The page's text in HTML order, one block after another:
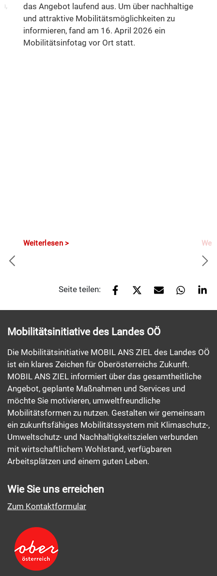
das Angebot laufend aus. Um über nachhaltige
und attraktive Mobilitätsmöglichkeiten zu
informieren, fand am 16. April 2026 ein
Mobilitätsinfotag vor Ort statt.
Weiterlesen
Seite teilen:
Mobilitätsinitiative des Landes OÖ
Die Mobilitätsinitiative MOBIL ANS ZIEL des Landes OÖ
ist ein klares Zeichen für Oberösterreichs Zukunft.
MOBIL ANS ZIEL informiert über das gesamtheitliche
Angebot, geplante Maßnahmen und Services und
möchte Sie motivieren, umweltfreundliche
Mobilitätsformen zu nutzen. Gestalten wir gemeinsam
ein zukunftsfähiges Mobilitätssystem mit Klimaschutz-,
Umweltschutz- und Nachhaltigkeitszielen verbunden
mit wirtschaftlichem Wohlstand, verfügbaren
Arbeitsplätzen und einem guten Leben.
Wie Sie uns erreichen
Zum Kontaktformular